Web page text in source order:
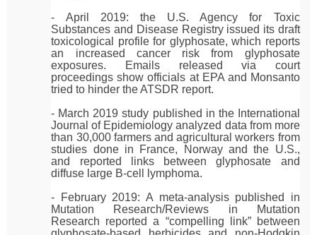
- April 2019: the U.S. Agency for Toxic
Substances and Disease Registry issued its draft
toxicological profile for glyphosate, which reports
an increased cancer risk from glyphosate
exposures. Emails released via court
proceedings show officials at EPA and Monsanto
tried to hinder the ATSDR report.
- March 2019 study published in the International
Journal of Epidemiology analyzed data from more
than 30,000 farmers and agricultural workers from
studies done in France, Norway and the U.S.,
and reported links between glyphosate and
diffuse large B-cell lymphoma.
- February 2019: A meta-analysis published in
Mutation Research/Reviews in Mutation
Research reported a “compelling link” between